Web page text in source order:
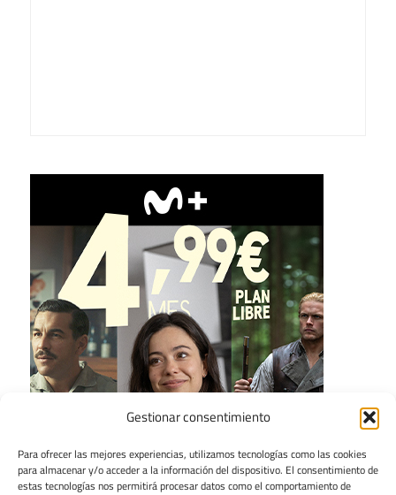
Gestionar consentimiento
Para ofrecer las mejores experiencias, utilizamos tecnologías como las cookies
para almacenar y/o acceder a la información del dispositivo. El consentimiento de
estas tecnologías nos permitirá procesar datos como el comportamiento de